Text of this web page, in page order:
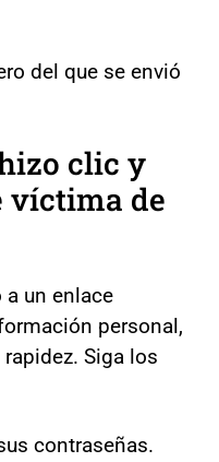
del que se envió
clic y
víctima de
a un enlace
personal,
Siga los
contraseñas.